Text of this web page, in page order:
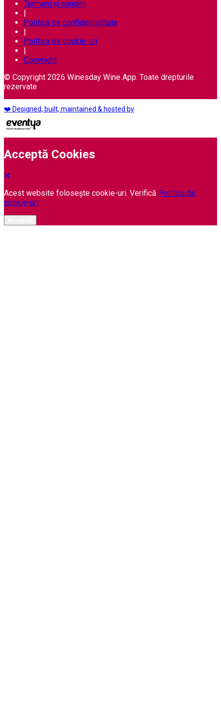
Termeni și condiții
|
Politica de confidențialitate
|
Politica de cookie-uri
|
Copyright
© Copyright 2026 Winesday Wine App. Toate drepturile
rezervate
❤️ Designed, built, maintained & hosted by
Acceptă Cookies
Acest website folosește cookie-uri. Verifică Politica de
cookie-uri